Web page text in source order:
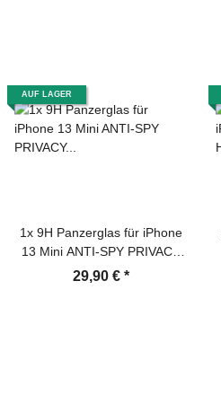
AUF LAGER
1x 9H Panzerglas für iPhone
13 Mini ANTI-SPY PRIVACY
Displayschutz Schutzglas
29,90 € *